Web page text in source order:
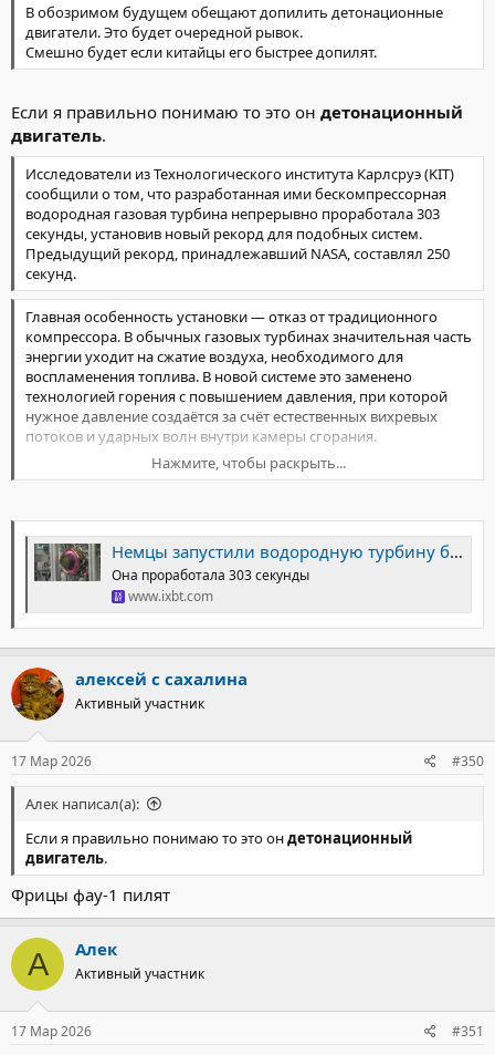
В обозримом будущем обещают допилить детонационные
двигатели. Это будет очередной рывок.
Смешно будет если китайцы его быстрее допилят.
Если я правильно понимаю то это он детонационный
двигатель.
Исследователи из Технологического института Карлсруэ (KIT)
сообщили о том, что разработанная ими бескомпрессорная
водородная газовая турбина непрерывно проработала 303
секунды, установив новый рекорд для подобных систем.
Предыдущий рекорд, принадлежавший NASA, составлял 250
секунд.
Главная особенность установки — отказ от традиционного
компрессора. В обычных газовых турбинах значительная часть
энергии уходит на сжатие воздуха, необходимого для
воспламенения топлива. В новой системе это заменено
технологией горения с повышением давления, при которой
нужное давление создаётся за счёт естественных вихревых
потоков и ударных волн внутри камеры сгорания.
По данным разработчиков, команда впервые смогла не только
выработки электроэнергии. Ранее именно передача энергии из
столь нестабильной среды считалась одним из главных
технических препятствий.
Учёные отмечают, что система может работать на разных
способности обеспечивать устойчивый рост давления. В
перспективе такая конструкция может привести к созданию
более лёгких, дешёвых и эффективных электростанций, а также
найти применение в авиации.
Нажмите, чтобы раскрыть...
Немцы запустили водородную турбину будущего — и побили рекорд NASA
Она проработала 303 секунды
www.ixbt.com
алексей с сахалина
Активный участник
17 Мар 2026 #350
Алек написал(а):
Если я правильно понимаю то это ондетонационный
двигатель.
Фрицы фау-1 пилят
А Алек
Активный участник
17 Мар 2026 #351